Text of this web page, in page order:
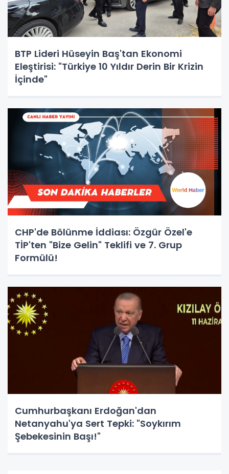
BTP Lideri Hüseyin Baş'tan Ekonomi
Eleştirisi: "Türkiye 10 Yıldır Derin Bir Krizin
İçinde"
CHP'de Bölünme İddiası: Özgür Özel'e
TİP'ten "Bize Gelin" Teklifi ve 7. Grup
Formülü!
Cumhurbaşkanı Erdoğan'dan
Netanyahu'ya Sert Tepki: "Soykırım
Şebekesinin Başı!"